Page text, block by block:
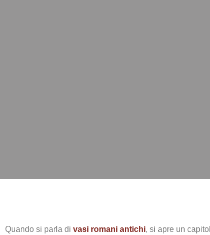
Quando si parla di vasi romani antichi, si apre un